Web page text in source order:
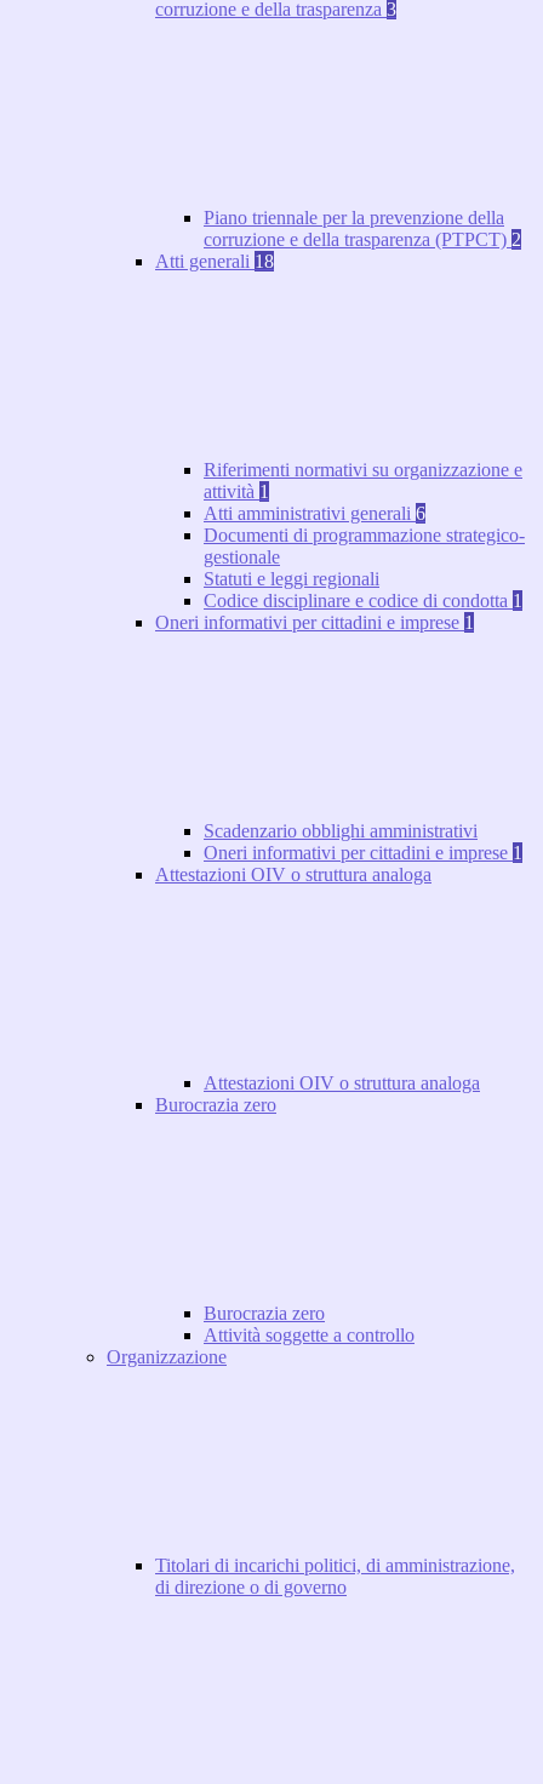
corruzione e della trasparenza 3
Piano triennale per la prevenzione della
corruzione e della trasparenza (PTPCT) 2
Atti generali 18
Riferimenti normativi su organizzazione e
attività 1
Atti amministrativi generali 6
Documenti di programmazione strategico-
gestionale
Statuti e leggi regionali
Codice disciplinare e codice di condotta 1
Oneri informativi per cittadini e imprese 1
Scadenzario obblighi amministrativi
Oneri informativi per cittadini e imprese 1
Attestazioni OIV o struttura analoga
Attestazioni OIV o struttura analoga
Burocrazia zero
Burocrazia zero
Attività soggette a controllo
Organizzazione
Titolari di incarichi politici, di amministrazione,
di direzione o di governo